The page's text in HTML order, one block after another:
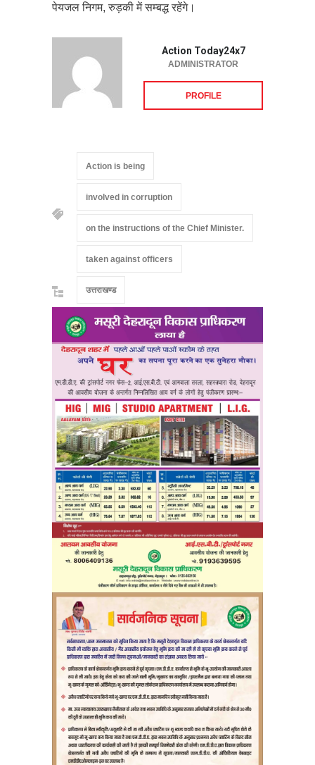
पेयजल निगम, रुड़की में सम्बद्ध रहेंगे।
Action Today24x7
ADMINISTRATOR
PROFILE
Action is being
involved in corruption
on the instructions of the Chief Minister.
taken against officers
उत्तराखण्ड